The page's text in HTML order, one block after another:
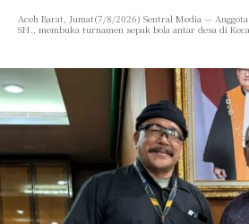
Aceh Barat, Jumat(7/8/2026) Sentral Media — Anggota
SH., membuka turnamen sepak bola antar desa di